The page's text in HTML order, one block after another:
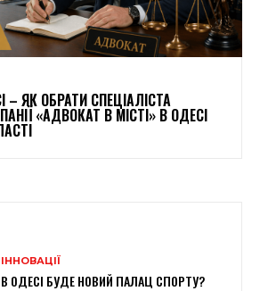
– ЯК ОБРАТИ СПЕЦІАЛІСТА
«АДВОКАТ В МІСТІ» В ОДЕСІ
ІННОВАЦІЇ
В ОДЕСІ БУДЕ НОВИЙ ПАЛАЦ СПОРТУ?